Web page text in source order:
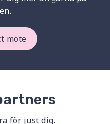
möte
för just dig.